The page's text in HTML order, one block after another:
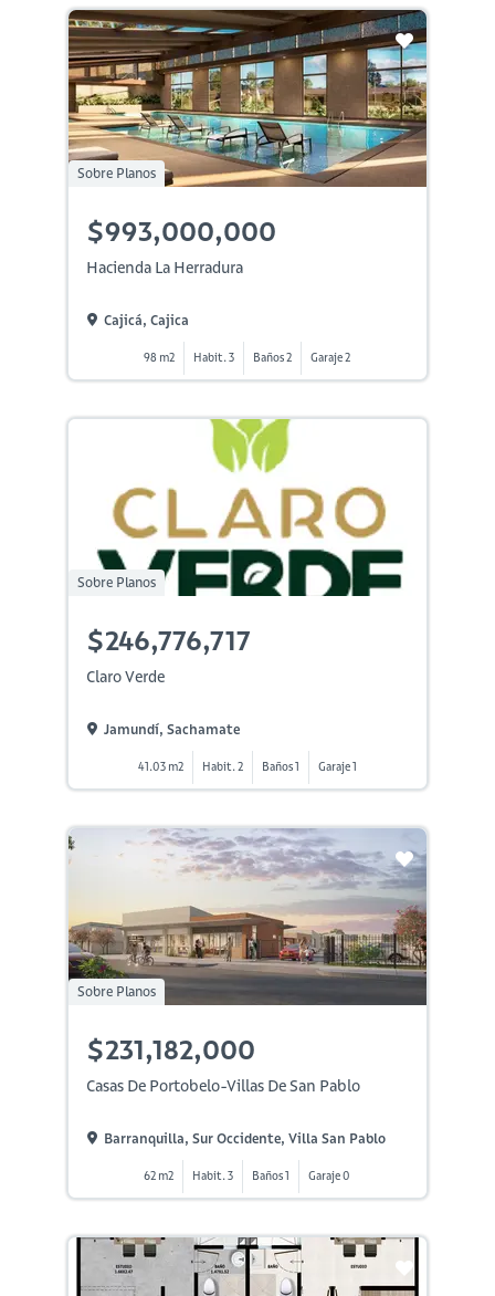
Sobre Planos
$993,000,000
Hacienda La Herradura
Cajicá, Cajica
98 m2 Habit. 3 Baños 2 Garaje 2
Sobre Planos
$246,776,717
Claro Verde
Jamundí, Sachamate
41.03 m2 Habit. 2 Baños 1 Garaje 1
Sobre Planos
$231,182,000
Casas De Portobelo-Villas De San Pablo
Barranquilla, Sur Occidente, Villa San Pablo
62 m2 Habit. 3 Baños 1 Garaje 0